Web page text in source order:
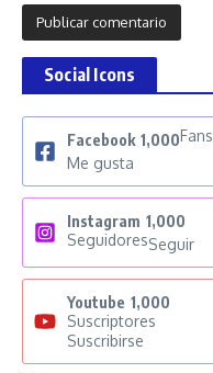
Social Icons
Facebook 1,000Fans
Me gusta
Instagram 1,000
SeguidoresSeguir
Youtube 1,000
Suscriptores
Suscribirse